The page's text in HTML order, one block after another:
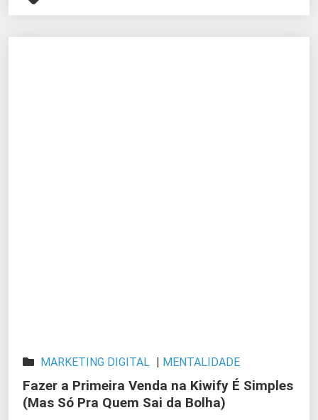
MARKETING DIGITAL | MENTALIDADE
Fazer a Primeira Venda na Kiwify É Simples
(Mas Só Pra Quem Sai da Bolha)